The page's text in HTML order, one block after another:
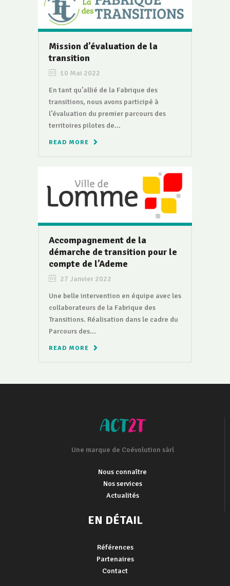
Mission d’évaluation de la
transition
10 Mai 2022
En tant qu’allié de la Fabrique des
transitions, nous avons participé à
l’évaluation du premier parcours des
territoires pilotes de...
READ MORE
Accompagnement de la
démarche de transition pour le
compte de l’Ademe
27 Janvier 2022
Une belle intervention en équipe avec les
collaborateurs de la Fabrique des
Transitions. Réalisation dans le cadre du
Parcours des...
READ MORE
Une marque de Coévolution sàrl
Nous connaître
Nos services
Actualités
EN DÉTAIL
Références
Partenaires
Contact